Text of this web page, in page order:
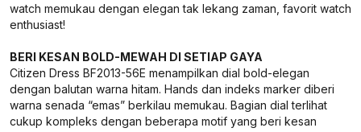
watch memukau dengan elegan tak lekang zaman, favorit watch
enthusiast!
BERI KESAN BOLD-MEWAH DI SETIAP GAYA
Citizen Dress BF2013-56E menampilkan dial bold-elegan
dengan balutan warna hitam. Hands dan indeks marker diberi
warna senada “emas” berkilau memukau. Bagian dial terlihat
cukup kompleks dengan beberapa motif yang beri kesan